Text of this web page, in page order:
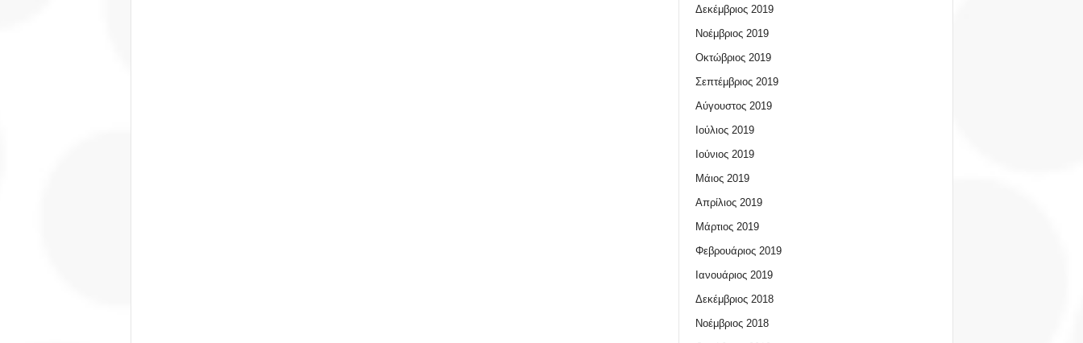
Δεκέμβριος 2019
Νοέμβριος 2019
Οκτώβριος 2019
Σεπτέμβριος 2019
Αύγουστος 2019
Ιούλιος 2019
Ιούνιος 2019
Μάιος 2019
Απρίλιος 2019
Μάρτιος 2019
Φεβρουάριος 2019
Ιανουάριος 2019
Δεκέμβριος 2018
Νοέμβριος 2018